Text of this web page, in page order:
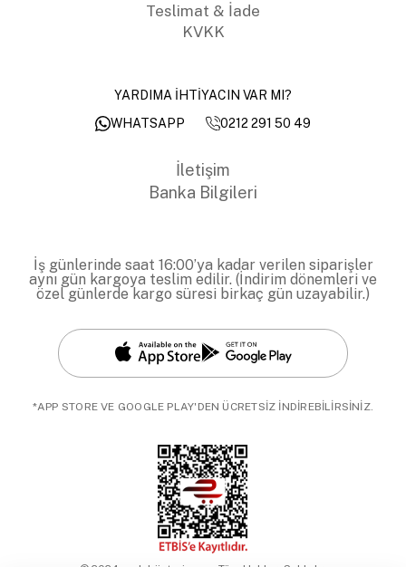
Teslimat & İade
KVKK
YARDIMA İHTİYACIN VAR MI?
WHATSAPP
0212 291 50 49
İletişim
Banka Bilgileri
İş günlerinde saat 16:00’ya kadar verilen siparişler
aynı gün kargoya teslim edilir. (İndirim dönemleri ve
özel günlerde kargo süresi birkaç gün uzayabilir.)
*APP STORE VE GOOGLE PLAY'DEN ÜCRETSİZ İNDİREBİLİRSİNİZ.